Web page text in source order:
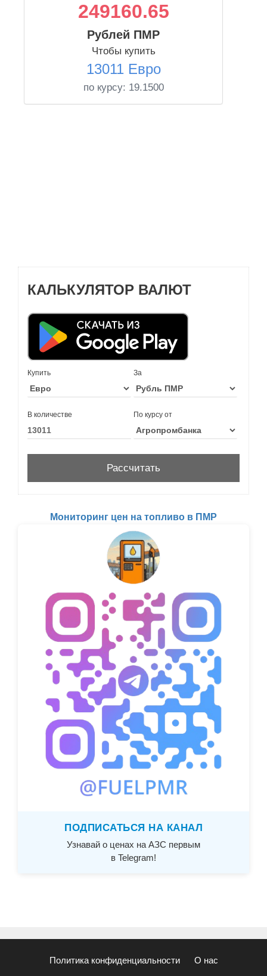
249160.65
Рублей ПМР
Чтобы купить
13011 Евро
по курсу: 19.1500
КАЛЬКУЛЯТОР ВАЛЮТ
Купить За
В количестве По курсу от
Мониторинг цен на топливо в ПМР
ПОДПИСАТЬСЯ НА КАНАЛ
Узнавай о ценах на АЗС первым
в Telegram!
Политика конфиденциальности О нас